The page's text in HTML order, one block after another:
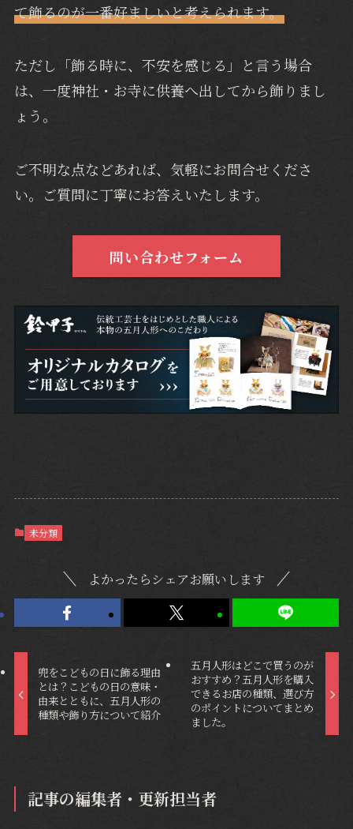
て飾るのが一番好ましいと考えられます。
ただし「飾る時に、不安を感じる」と言う場合
は、一度神社・お寺に供養へ出してから飾りまし
ょう。
ご不明な点などあれば、気軽にお問合せくださ
い。ご質問に丁寧にお答えいたします。
問い合わせフォーム
未分類
よかったらシェアお願いします
兜をこどもの日に飾る理由
とは？こどもの日の意味・
由来とともに、五月人形の
種類や飾り方について紹介
五月人形はどこで買うのが
おすすめ？五月人形を購入
できるお店の種類、選び方
のポイントについてまとめ
ました。
記事の編集者・更新担当者